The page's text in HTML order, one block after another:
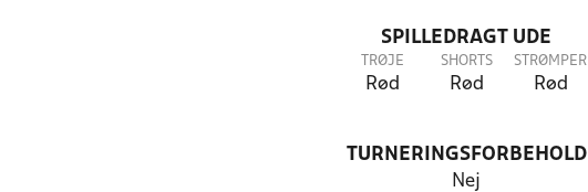
SPILLEDRAGT UDE
TRØJE
Rød
SHORTS
Rød
STRØMPER
Rød
TURNERINGSFORBEHOLD
Nej